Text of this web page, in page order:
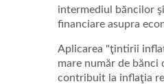
intermediul băncilor
financiare asupra
Aplicarea "ţintirii
mare număr de bănci
contribuit la inflaţia